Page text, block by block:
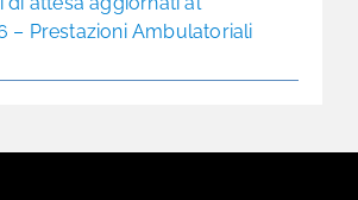
– Prestazioni Ambulatoriali